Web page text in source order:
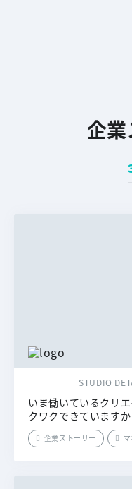
企
STUDIO
いま働いているクリ
クワクできています
企業ストーリー